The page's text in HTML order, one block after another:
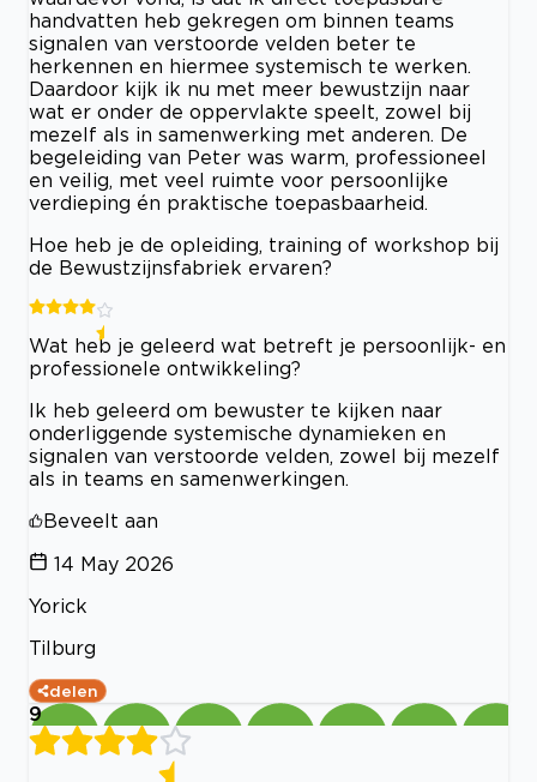
handvatten heb gekregen om binnen teams
signalen van verstoorde velden beter te
herkennen en hiermee systemisch te werken.
Daardoor kijk ik nu met meer bewustzijn naar
wat er onder de oppervlakte speelt, zowel bij
mezelf als in samenwerking met anderen. De
begeleiding van Peter was warm, professioneel
en veilig, met veel ruimte voor persoonlijke
verdieping én praktische toepasbaarheid.
Hoe heb je de opleiding, training of workshop bij
de Bewustzijnsfabriek ervaren?
Wat heb je geleerd wat betreft je persoonlijk- en
professionele ontwikkeling?
Ik heb geleerd om bewuster te kijken naar
onderliggende systemische dynamieken en
signalen van verstoorde velden, zowel bij mezelf
als in teams en samenwerkingen.
Beveelt aan
14 May 2026
Yorick
Tilburg
delen
9